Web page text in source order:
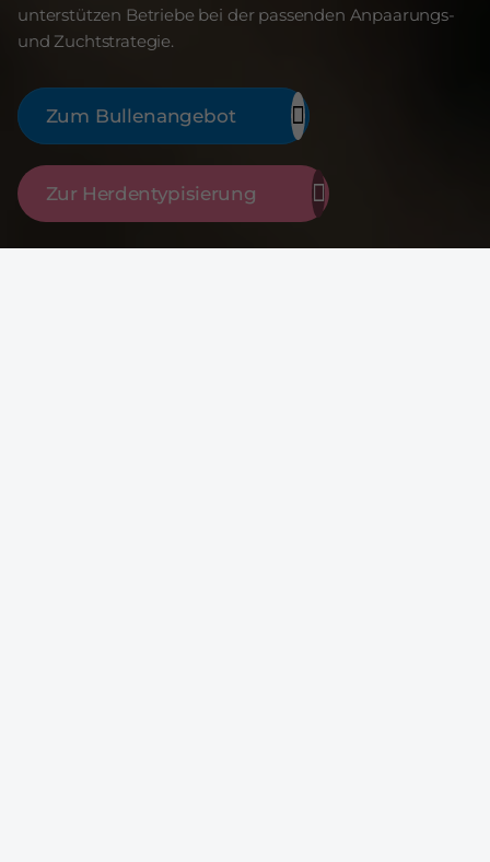
unterstützen Betriebe bei der passenden Anpaarungs-
und Zuchtstrategie.
Zum Bullenangebot
Zur Herdentypisierung